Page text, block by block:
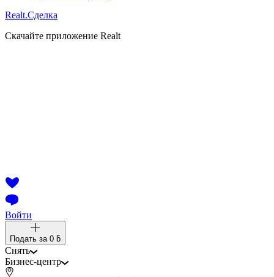
Realt.Сделка
Скачайте приложение Realt
Войти
Подать за 0 ƃ
Снять
Бизнес-центр